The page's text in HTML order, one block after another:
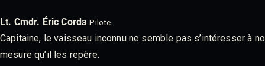
Lt. Cmdr. Éric Corda Pilote
Capitaine, le vaisseau inconnu ne semble pas s’intéresser à
mesure qu’il les repère.